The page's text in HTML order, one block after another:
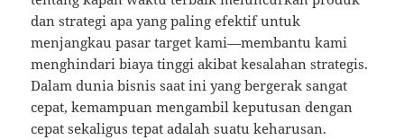
dan strategi apa yang paling efektif untuk
menjangkau pasar target kami—membantu kami
menghindari biaya tinggi akibat kesalahan strategis.
Dalam dunia bisnis saat ini yang bergerak sangat
cepat, kemampuan mengambil keputusan dengan
cepat sekaligus tepat adalah suatu keharusan.